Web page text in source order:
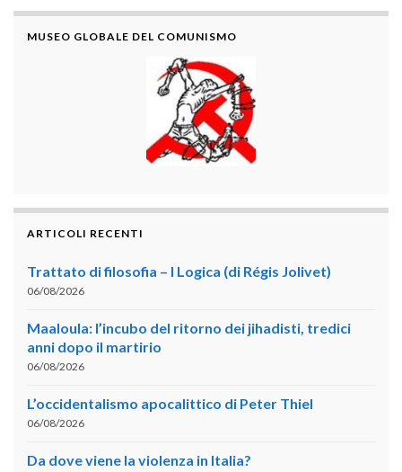
MUSEO GLOBALE DEL COMUNISMO
ARTICOLI RECENTI
Trattato di filosofia – I Logica (di Régis Jolivet)
06/08/2026
Maaloula: l’incubo del ritorno dei jihadisti, tredici
anni dopo il martirio
06/08/2026
L’occidentalismo apocalittico di Peter Thiel
06/08/2026
Da dove viene la violenza in Italia?